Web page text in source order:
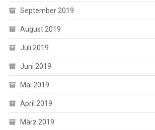
September 2019
August 2019
Juli 2019
Juni 2019
Mai 2019
April 2019
März 2019